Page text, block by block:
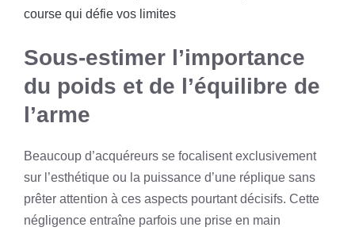
course qui défie vos limites
Sous-estimer l’importance
du poids et de l’équilibre de
l’arme
Beaucoup d’acquéreurs se focalisent exclusivement
sur l’esthétique ou la puissance d’une réplique sans
prêter attention à ces aspects pourtant décisifs. Cette
négligence entraîne parfois une prise en main